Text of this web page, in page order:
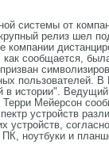
системы от
релиз шел
компании
сообщается,
пользователей.
истории". Ведущий
Мейерсон
устройств
ПК, ноутбуки и